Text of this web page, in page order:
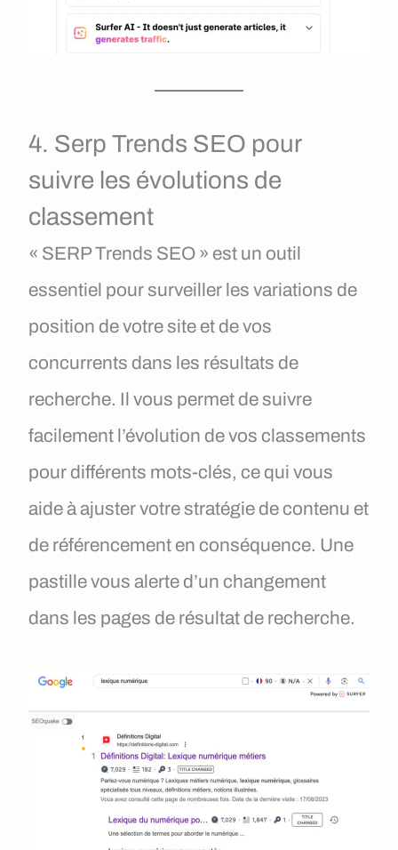
4. Serp Trends SEO pour
suivre les évolutions de
classement
« SERP Trends SEO » est un outil
essentiel pour surveiller les variations de
position de votre site et de vos
concurrents dans les résultats de
recherche. Il vous permet de suivre
facilement l’évolution de vos classements
pour différents mots-clés, ce qui vous
aide à ajuster votre stratégie de contenu et
de référencement en conséquence. Une
pastille vous alerte d’un changement
dans les pages de résultat de recherche.